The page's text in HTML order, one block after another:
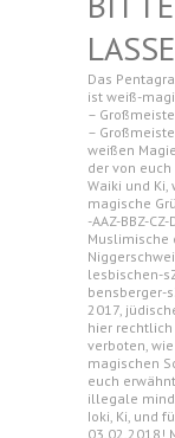
Das
ist weiß-
–
–
weißen
der von
Waiki und Ki,
magische
-AAZ-BBZ-
Muslimische
lesbischen-
bensberger-
2017,
hier rechtlich
verboten,
magischen
euch
illegale
Ioki, Ki, und
03.02.2018!